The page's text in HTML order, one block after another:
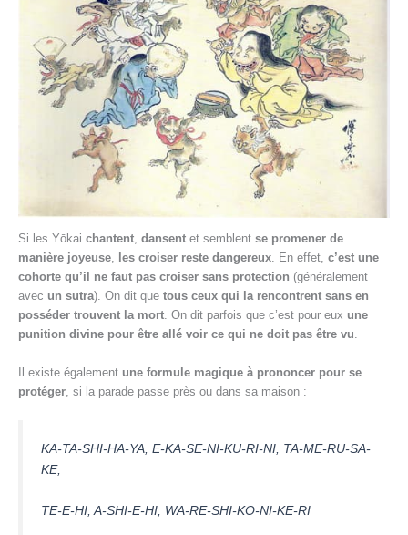
Si les Yōkai chantent, dansent et semblent se promener de
manière joyeuse, les croiser reste dangereux. En effet, c’est une
cohorte qu’il ne faut pas croiser sans protection (généralement
avec un sutra). On dit que tous ceux qui la rencontrent sans en
posséder trouvent la mort. On dit parfois que c’est pour eux une
punition divine pour être allé voir ce qui ne doit pas être vu.
Il existe également une formule magique à prononcer pour se
protéger , si la parade passe près ou dans sa maison :
KA-TA-SHI-HA-YA, E-KA-SE-NI-KU-RI-NI, TA-ME-RU-SA-
KE,
TE-E-HI, A-SHI-E-HI, WA-RE-SHI-KO-NI-KE-RI